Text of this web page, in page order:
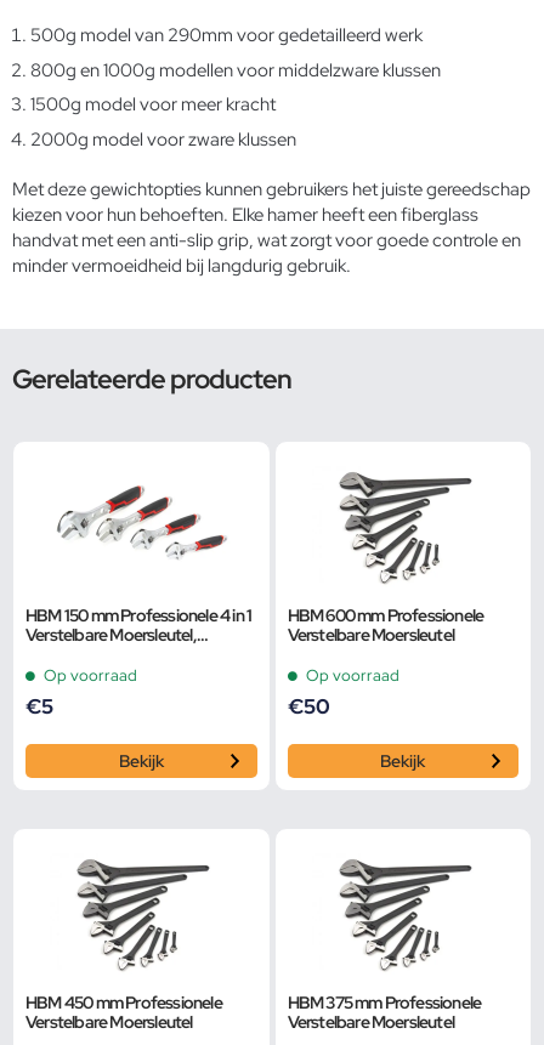
500g model van 290mm voor gedetailleerd werk
800g en 1000g modellen voor middelzware klussen
1500g model voor meer kracht
2000g model voor zware klussen
Met deze gewichtopties kunnen gebruikers het juiste gereedschap
kiezen voor hun behoeften. Elke hamer heeft een fiberglass
handvat met een anti-slip grip, wat zorgt voor goede controle en
minder vermoeidheid bij langdurig gebruik.
Gerelateerde producten
HBM 150 mm Professionele 4 in 1
Verstelbare Moersleutel,
Op voorraad
€5
Bekijk
HBM 600 mm Professionele
Verstelbare Moersleutel
Op voorraad
€50
Bekijk
HBM 450 mm Professionele
Verstelbare Moersleutel
HBM 375 mm Professionele
Verstelbare Moersleutel